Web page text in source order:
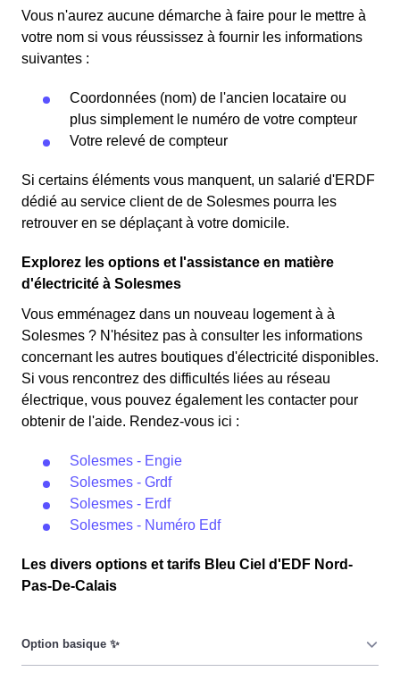
Vous n'aurez aucune démarche à faire pour le mettre à
votre nom si vous réussissez à fournir les informations
suivantes :
Coordonnées (nom) de l'ancien locataire ou
plus simplement le numéro de votre compteur
Votre relevé de compteur
Si certains éléments vous manquent, un salarié d'ERDF
dédié au service client de de Solesmes pourra les
retrouver en se déplaçant à votre domicile.
Explorez les options et l'assistance en matière
d'électricité à Solesmes
Vous emménagez dans un nouveau logement à à
Solesmes ? N'hésitez pas à consulter les informations
concernant les autres boutiques d'électricité disponibles.
Si vous rencontrez des difficultés liées au réseau
électrique, vous pouvez également les contacter pour
obtenir de l'aide. Rendez-vous ici :
Solesmes - Engie
Solesmes - Grdf
Solesmes - Erdf
Solesmes - Numéro Edf
Les divers options et tarifs Bleu Ciel d'EDF Nord-
Pas-De-Calais